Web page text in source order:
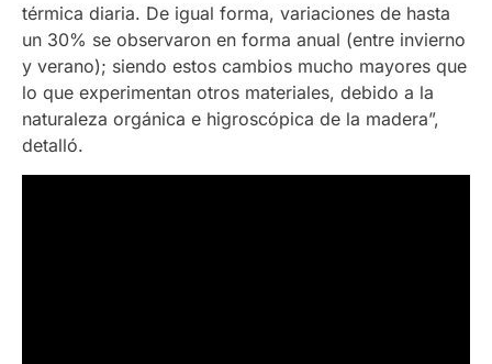
térmica diaria. De igual forma, variaciones de hasta
un 30% se observaron en forma anual (entre invierno
y verano); siendo estos cambios mucho mayores que
lo que experimentan otros materiales, debido a la
naturaleza orgánica e higroscópica de la madera”,
detalló.